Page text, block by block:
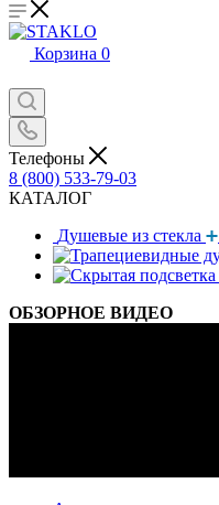
Корзина 0
Телефоны
8 (800) 533-79-03
КАТАЛОГ
Душевые из стекла
ОБЗОРНОЕ ВИДЕО